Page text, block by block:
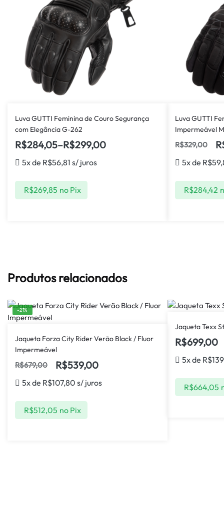
Luva GUTTI Feminina de Couro Segurança
com Elegância G-262
R$284,05–R$299,00
5x de R$56,81 s/ juros
R$269,85 no Pix
Luva GUTTI
Impermeável
R$329,00
5x de R$
R$284,42
Produtos relacionados
-21%
Jaqueta Forza City Rider Verão Black / Fluor
Impermeável
R$679,00 R$539,00
5x de R$107,80 s/ juros
R$512,05 no Pix
Jaqueta Texx
R$699,00
5x de R$
R$664,05